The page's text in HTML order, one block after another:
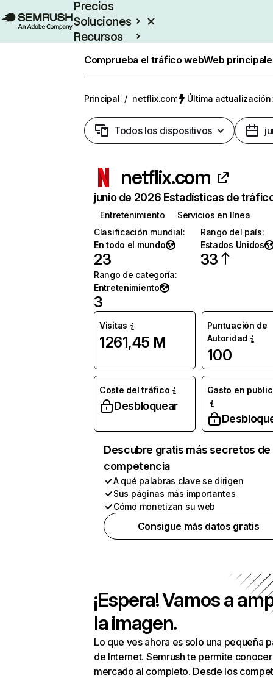
Precios
Soluciones
Recursos
Comprueba el tráfico webWeb
Principal / netflix.com Última
Todos los dispositivos
netflix.com
junio de 2026 Estadísticas de
Entretenimiento
Servicios en línea
Clasificación mundial:
En todo el mundo
23
Rango del país:
Estados Unidos
33
Rango de categoría:
Entretenimiento
3
Visitas
1261,45 M
Puntuación de
Autoridad
100
Coste del tráfico
Desbloquear
Gasto en
Descubre gratis más secretos de
competencia
A qué palabras clave se dirigen
Sus páginas más importantes
Cómo monetizan su web
Consigue más datos gratis
¡Espera! Vamos a
la imagen.
Lo que ves ahora es solo una pequeña
de Internet. Semrush te permite
mercado al completo. Desde los